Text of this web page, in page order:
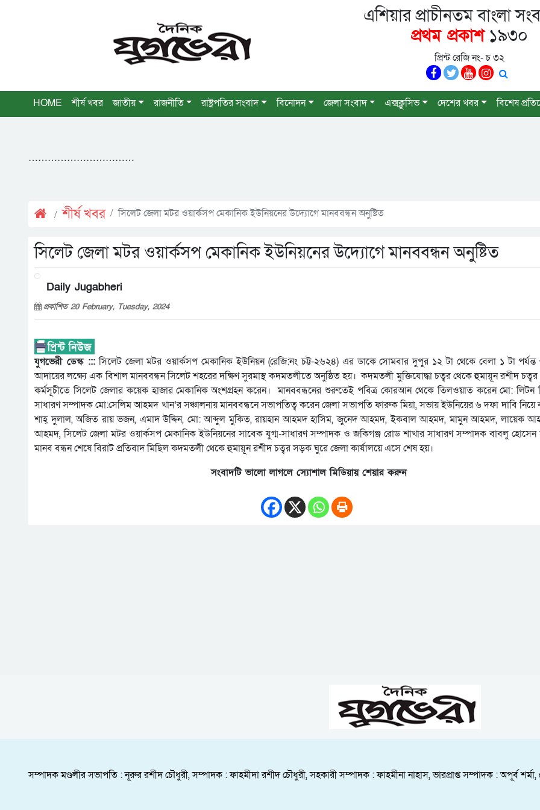
এশিয়ার প্রাচীনতম বাংলা
প্রথম প্রকাশ১৯৩০
প্রিন্ট রেজি নং- চ ৩২
HOME শীর্ষ খবর জাতীয় রাজনীতি রাষ্ট্রপতির সংবাদ বিনোদন জেলা সংবাদ এক্সক্লুসিভ দেশের খবর বিশেষ
……………………………
শীর্ষ খবর সিলেট জেলা মটর ওয়ার্কসপ মেকানিক ইউনিয়নের উদ্যোগে মানববন্ধন অনুষ্টিত
সিলেট জেলা মটর ওয়ার্কসপ মেকানিক ইউনিয়নের উদ্যোগে মানববন্ধন অনুষ্টিত
Daily Jugabheri
প্রকাশিত 20 February, Tuesday, 2024
যুগভেরী ডেস্ক :::সিলেট জেলা মটর ওয়ার্কসপ মেকানিক ইউনিয়ন (রেজি:নং চট্ট-২৬২৪) এর ডাকে সোমবার দুপুর ১২ টা থেকে বেলা ১ টা
আদায়ের লক্ষ্যে এক বিশাল মানববন্ধন সিলেট শহরের দক্ষিণ সুরমাস্থ কদমতলীতে অনুষ্ঠিত হয়। কদমতলী মুক্তিযোদ্ধা চত্বর থেকে হুমায়ূন রশীদ চত্বর
কর্মসূচীতে সিলেট জেলার কয়েক হাজার মেকানিক অংশগ্রহন করেন। মানববন্ধনের শুরুতেই পবিত্র কোরআন থেকে তিলওয়াত করেন মো: লিটন
সাধারণ সম্পাদক মো:সেলিম আহমদ খান’র সঞ্চালনায় মানববন্ধনে সভাপতিত্ব করেন জেলা সভাপতি ফারুক মিয়া, সভায় ইউনিয়ের ৬ দফা দাবি নিয়ে
শাহ্ দুলাল, অজিত রায় ভজন, এমাদ উদ্দিন, মো: আব্দুল মুকিত, রায়হান আহমদ হাসিম, জুনেদ আহমদ, ইকবাল আহমদ, মামুন আহমদ, লায়েক
আহমদ, সিলেট জেলা মটর ওয়ার্কসপ মেকানিক ইউনিয়নের সাবেক যুগ্ম-সাধারণ সম্পাদক ও জকিগঞ্জ রোড শাখার সাধারণ সম্পাদক বাবলু হোসেন
মানব বন্ধন শেষে বিরাট প্রতিবাদ মিছিল কদমতলী থেকে হুমায়ূন রশীদ চত্বর সড়ক ঘুরে জেলা কার্যালয়ে এসে শেষ হয়।
সংবাদটি ভালো লাগলে স্যোশাল মিডিয়ায় শেয়ার করুন
সম্পাদক মণ্ডলীর সভাপতি : নূরুর রশীদ চৌধুরী, সম্পাদক : ফাহমীদা রশীদ চৌধুরী, সহকারী সম্পাদক : ফাহমীনা নাহাস, ভারপ্রাপ্ত সম্পাদক : অপূর্ব